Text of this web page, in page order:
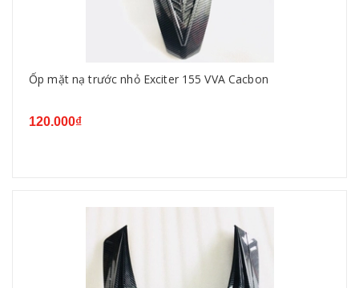
Ốp mặt nạ trước nhỏ Exciter 155 VVA Cacbon
120.000₫